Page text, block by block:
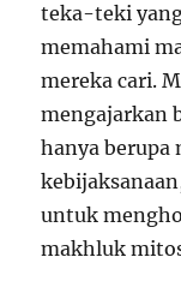
teka-teki
memahami
mereka cari.
mengajarkan
hanya
untuk
makhluk